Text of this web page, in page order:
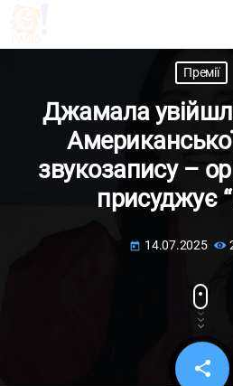
Премії
Джамала
звукозапису –
присуджує
today 14.07.2025
share
email